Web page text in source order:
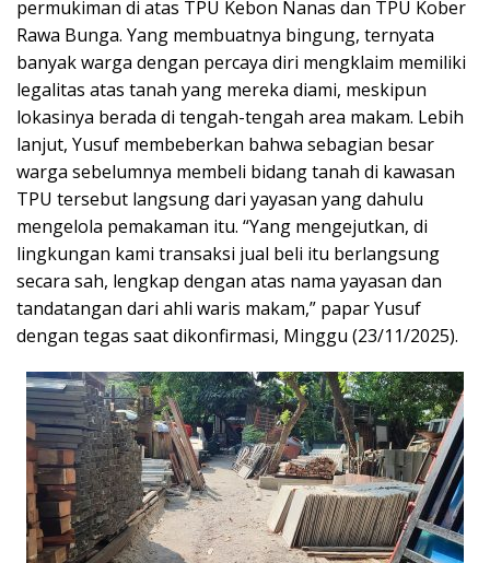
permukiman di atas TPU Kebon Nanas dan TPU Kober
Rawa Bunga. Yang membuatnya bingung, ternyata
banyak warga dengan percaya diri mengklaim memiliki
legalitas atas tanah yang mereka diami, meskipun
lokasinya berada di tengah-tengah area makam. Lebih
lanjut, Yusuf membeberkan bahwa sebagian besar
warga sebelumnya membeli bidang tanah di kawasan
TPU tersebut langsung dari yayasan yang dahulu
mengelola pemakaman itu. “Yang mengejutkan, di
lingkungan kami transaksi jual beli itu berlangsung
secara sah, lengkap dengan atas nama yayasan dan
tandatangan dari ahli waris makam,” papar Yusuf
dengan tegas saat dikonfirmasi, Minggu (23/11/2025).